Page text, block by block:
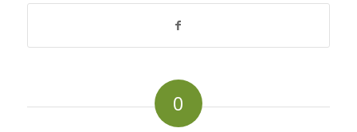
0